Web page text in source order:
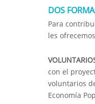
DOS
Para
les
con el
voluntarios
Economía